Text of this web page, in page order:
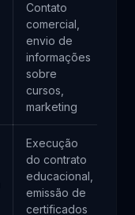
Contato
comercial,
envio de
informações
sobre
cursos,
marketing
Execução
do contrato
educacional,
emissão de
certificados